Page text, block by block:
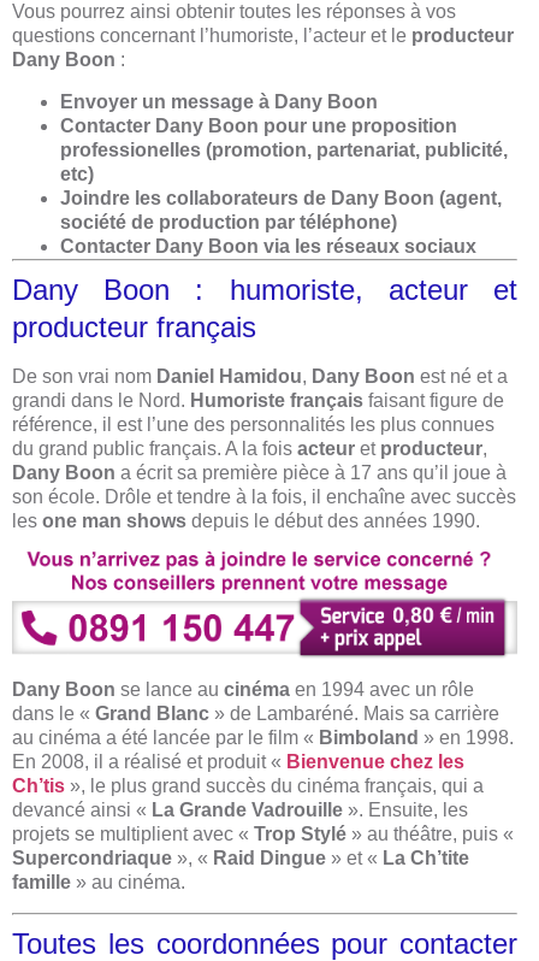
Vous pourrez ainsi obtenir toutes les réponses à vos
questions concernant l’humoriste, l’acteur et le producteur
Dany Boon :
Envoyer un message à Dany Boon
Contacter Dany Boon pour une proposition
professionelles (promotion, partenariat, publicité,
etc)
Joindre les collaborateurs de Dany Boon (agent,
société de production par téléphone)
Contacter Dany Boon via les réseaux sociaux
Dany Boon : humoriste, acteur et
producteur français
De son vrai nom Daniel Hamidou, Dany Boon est né et a
grandi dans le Nord. Humoriste français faisant figure de
référence, il est l’une des personnalités les plus connues
du grand public français. A la fois acteur et producteur,
Dany Boon a écrit sa première pièce à 17 ans qu’il joue à
son école. Drôle et tendre à la fois, il enchaîne avec succès
les one man shows depuis le début des années 1990.
Dany Boon se lance au cinéma en 1994 avec un rôle
dans le « Grand Blanc » de Lambaréné. Mais sa carrière
au cinéma a été lancée par le film « Bimboland » en 1998.
En 2008, il a réalisé et produit « Bienvenue chez les
Ch’tis », le plus grand succès du cinéma français, qui a
devancé ainsi « La Grande Vadrouille ». Ensuite, les
projets se multiplient avec « Trop Stylé » au théâtre, puis «
Supercondriaque », « Raid Dingue » et « La Ch’tite
famille » au cinéma.
Toutes les coordonnées pour contacter